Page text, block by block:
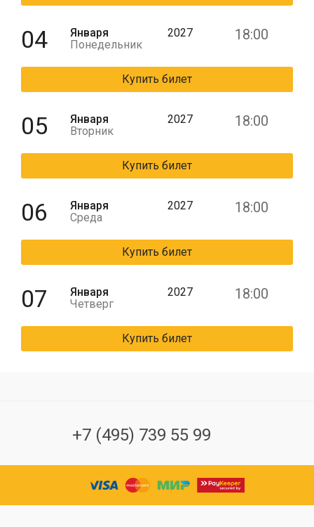
04
Января
Понедельник
2027 18:00
Купить билет
05
Января
Вторник
2027 18:00
Купить билет
06
Января
Среда
2027 18:00
Купить билет
07
Января
Четверг
2027 18:00
Купить билет
+7 (495) 739 55 99